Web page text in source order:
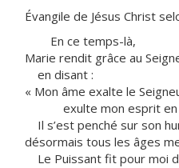
Évangile de Jésus Christ
En ce temps-là,
Marie rendit grâce au
en disant :
« Mon âme exalte le
exulte mon esprit en
Il s’est penché sur son
désormais tous les âges
Le Puissant fit pour moi